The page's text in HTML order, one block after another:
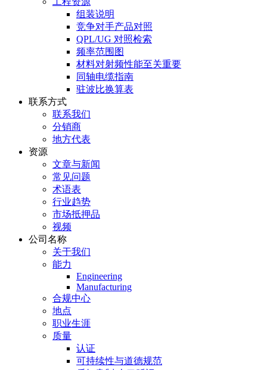
组装说明
竞争对手产品对照
QPL/UG 对照检索
频率范围图
材料对射频性能至关重要
同轴电缆指南
驻波比换算表
联系方式
联系我们
分销商
地方代表
资源
文章与新闻
常见问题
术语表
行业趋势
市场抵押品
视频
公司名称
关于我们
能力
Engineering
Manufacturing
合规中心
地点
职业生涯
质量
认证
可持续性与道德规范